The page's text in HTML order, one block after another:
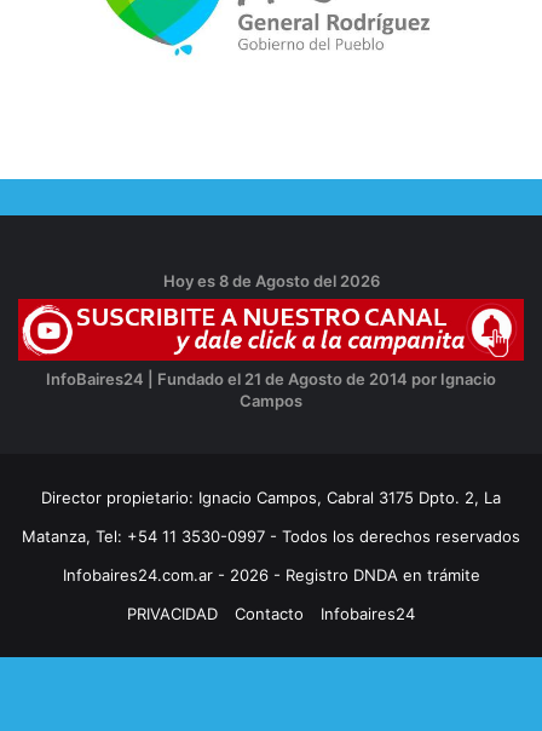
Hoy es 8 de Agosto del 2026
InfoBaires24 | Fundado el 21 de Agosto de 2014 por Ignacio
Campos
Director propietario: Ignacio Campos, Cabral 3175 Dpto. 2, La
Matanza, Tel: +54 11 3530-0997 - Todos los derechos reservados
Infobaires24.com.ar - 2026 - Registro DNDA en trámite
PRIVACIDAD
Contacto Infobaires24